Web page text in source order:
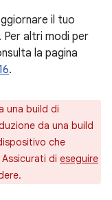
il tuo
altri modi per
la pagina
.
una build di
da una build
che
di eseguire